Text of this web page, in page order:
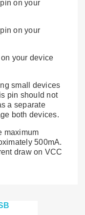
pin on your
pin on your
on your device
small devices
pin should not
a separate
both devices.
maximum
500mA.
draw on VCC